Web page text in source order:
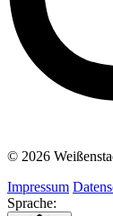
© 2026
Impressum
Sprache: